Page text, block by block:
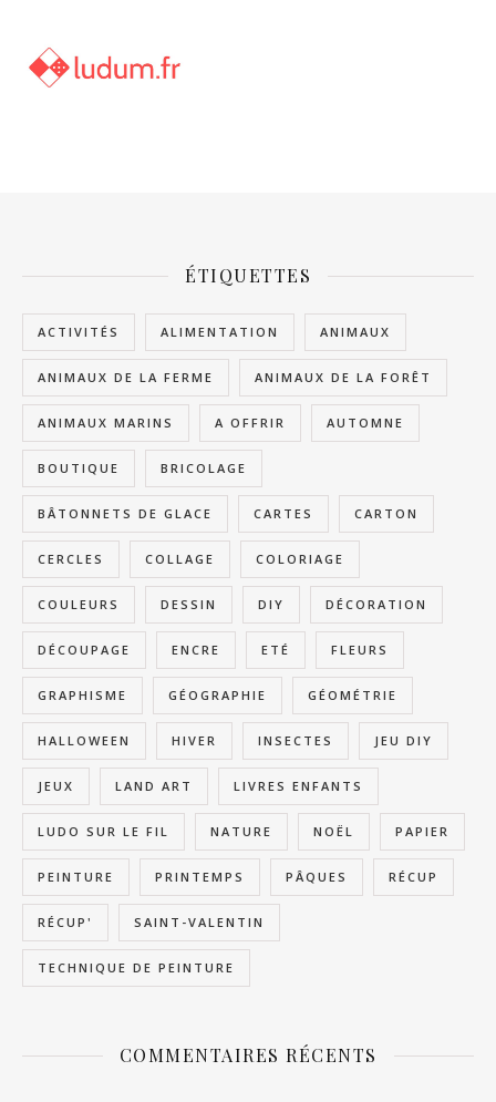
ÉTIQUETTES
ACTIVITÉS ALIMENTATION ANIMAUX
ANIMAUX DE LA FERME ANIMAUX DE LA FORÊT
ANIMAUX MARINS A OFFRIR AUTOMNE
BOUTIQUE BRICOLAGE
BÂTONNETS DE GLACE CARTES CARTON
CERCLES COLLAGE COLORIAGE
COULEURS DESSIN DIY DÉCORATION
DÉCOUPAGE ENCRE ETÉ FLEURS
GRAPHISME GÉOGRAPHIE GÉOMÉTRIE
HALLOWEEN HIVER INSECTES JEU DIY
JEUX LAND ART LIVRES ENFANTS
LUDO SUR LE FIL NATURE NOËL PAPIER
PEINTURE PRINTEMPS PÂQUES RÉCUP
RÉCUP' SAINT-VALENTIN
TECHNIQUE DE PEINTURE
COMMENTAIRES RÉCENTS